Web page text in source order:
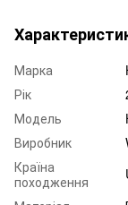
Марка
Рік
Модель
Виробник
Країна
походження